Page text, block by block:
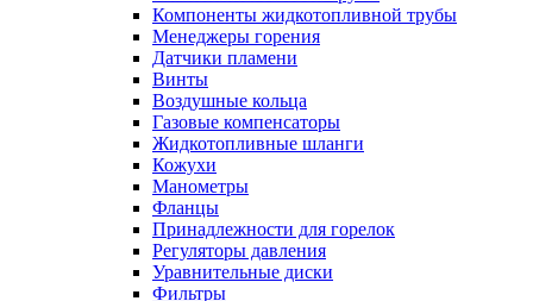
Компоненты жидкотопливной трубы
Менеджеры горения
Датчики пламени
Винты
Воздушные кольца
Газовые компенсаторы
Жидкотопливные шланги
Кожухи
Манометры
Фланцы
Принадлежности для горелок
Регуляторы давления
Уравнительные диски
Фильтры